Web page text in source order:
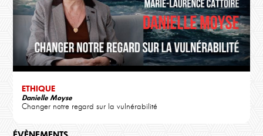
ETHIQUE
Danielle Moyse
Changer notre regard sur la vulnérabilité